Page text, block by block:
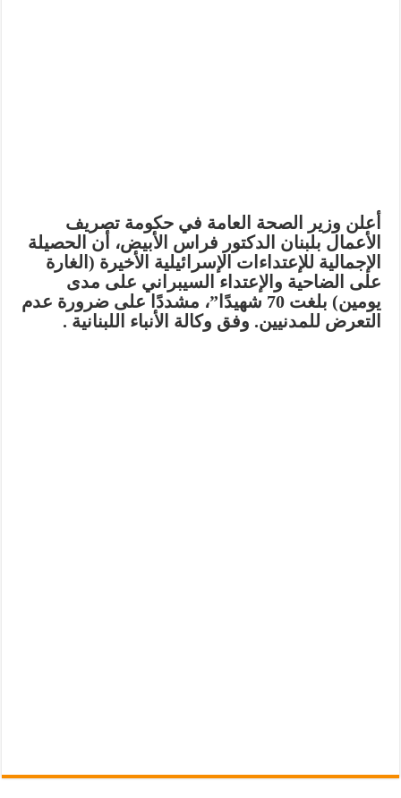
أعلن وزير الصحة العامة في حكومة تصريف
الأعمال بلبنان الدكتور فراس الأبيض، أن الحصيلة
الإجمالية للإعتداءات الإسرائيلية الأخيرة (الغارة
على الضاحية والإعتداء السيبراني على مدى
يومين) بلغت 70 شهيدًا”، مشددًا على ضرورة عدم
التعرض للمدنيين. وفق وكالة الأنباء اللبنانية .